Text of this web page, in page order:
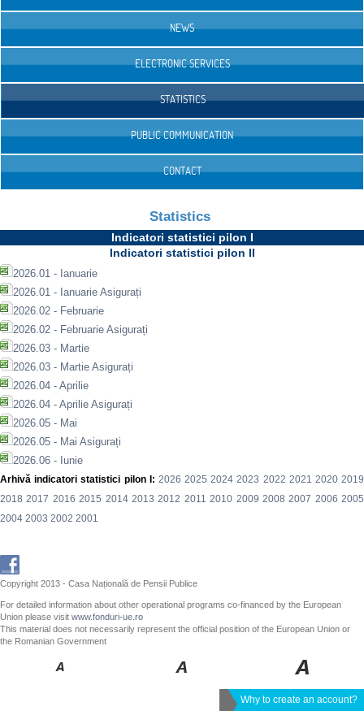
NEWS
ELECTRONIC SERVICES
STATISTICS
PUBLIC COMMUNICATION
CONTACT
Statistics
Indicatori statistici pilon I
Indicatori statistici pilon II
2026.01 - Ianuarie
2026.01 - Ianuarie Asigurați
2026.02 - Februarie
2026.02 - Februarie Asigurați
2026.03 - Martie
2026.03 - Martie Asigurați
2026.04 - Aprilie
2026.04 - Aprilie Asigurați
2026.05 - Mai
2026.05 - Mai Asigurați
2026.06 - Iunie
Arhivă indicatori statistici pilon I: 2026 2025 2024 2023 2022 2021 2020 2019
2018 2017 2016 2015 2014 2013 2012 2011 2010 2009 2008 2007 2006 2005
2004 2003 2002 2001
Copyright 2013 - Casa Națională de Pensii Publice
For detailed information about other operational programs co-financed by the European
Union please visit www.fonduri-ue.ro
This material does not necessarily represent the official position of the European Union or
the Romanian Government
Why to create an account?